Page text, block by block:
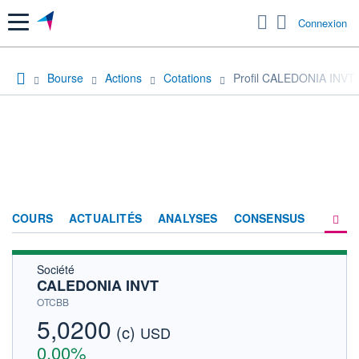
Menu Connexion
Bourse Actions Cotations Profil CALEDONIA INVT
COURS ACTUALITÉS ANALYSES CONSENSUS
Société
CALEDONIA INVT
OTCBB
5,0200 (c) USD
0,00%